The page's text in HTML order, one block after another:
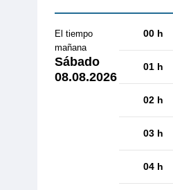
El tiempo
mañana
Sábado
08.08.2026
00 h
01 h
02 h
03 h
04 h